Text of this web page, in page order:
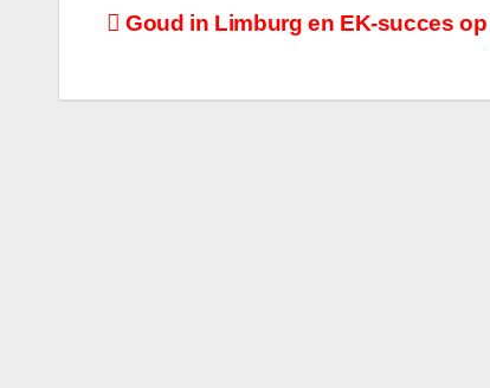
Bericht
Goud in Limburg en EK-succes